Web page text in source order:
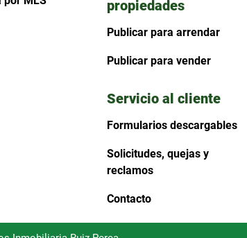
propiedades
Publicar para arrendar
Publicar para vender
Servicio al cliente
Formularios descargables
Solicitudes, quejas y
reclamos
Contacto